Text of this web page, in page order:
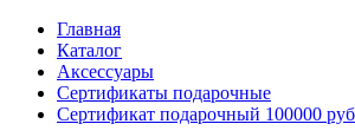
Главная
Каталог
Аксессуары
Сертификаты подарочные
Сертификат подарочный 100000 руб